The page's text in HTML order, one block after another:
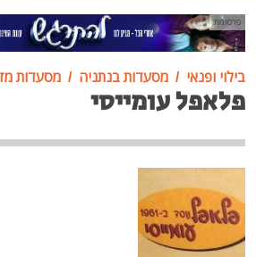
פרסומת
בילוי ופנאי מסעדות בנתניה מסעדות
פלאפל עומייסי